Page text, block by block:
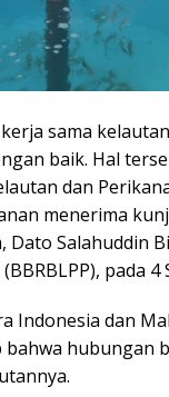
sama
baik. Hal
dan
menerima
Salahuddin
pada 4
Indonesia dan
hubungan